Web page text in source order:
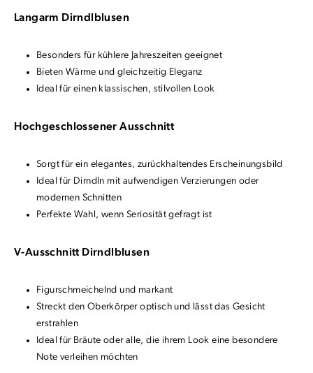
Langarm Dirndlblusen
Besonders für kühlere Jahreszeiten geeignet
Bieten Wärme und gleichzeitig Eleganz
Ideal für einen klassischen, stilvollen Look
Hochgeschlossener Ausschnitt
Sorgt für ein elegantes, zurückhaltendes Erscheinungsbild
Ideal für Dirndln mit aufwendigen Verzierungen oder
modernen Schnitten
Perfekte Wahl, wenn Seriosität gefragt ist
V-Ausschnitt Dirndlblusen
Figurschmeichelnd und markant
Streckt den Oberkörper optisch und lässt das Gesicht
erstrahlen
Ideal für Bräute oder alle, die ihrem Look eine besondere
Note verleihen möchten